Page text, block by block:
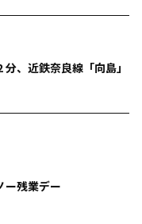
、近鉄奈良線「向島」
残業デー